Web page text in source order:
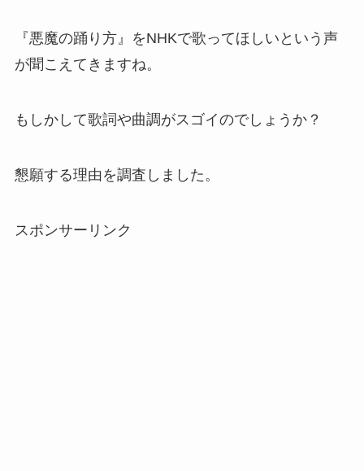
『悪魔の踊り方』をNHKで歌ってほしいという声
が聞こえてきますね。
もしかして歌詞や曲調がスゴイのでしょうか？
懇願する理由を調査しました。
スポンサーリンク